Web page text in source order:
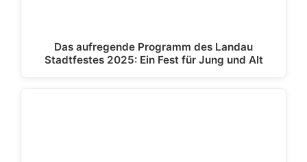
Das aufregende Programm des Landau
Stadtfestes 2025: Ein Fest für Jung und Alt